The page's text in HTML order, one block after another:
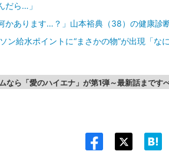
だら…」
かあります…？」山本裕典（38）の健康診
ン給水ポイントに“まさかの物”が出現「な
なら「愛のハイエナ」が第1弾～最新話まです